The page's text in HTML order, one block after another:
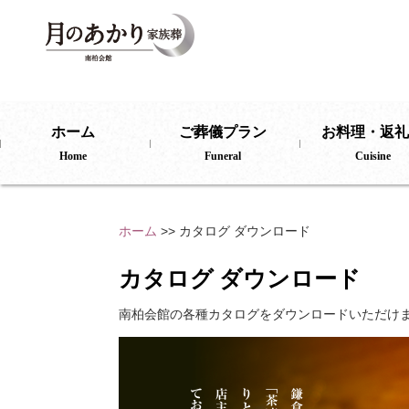
ホーム
Home
ご葬儀プラン
Funeral
お料理・返
Cuisine
ホーム >> カタログ ダウンロード
カタログ ダウンロード
南柏会館の各種カタログをダウンロードいただけ